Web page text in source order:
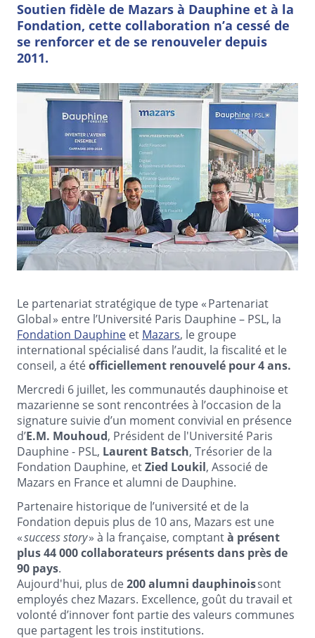
Soutien fidèle de Mazars à Dauphine et à la
Fondation, cette collaboration n’a cessé de
se renforcer et de se renouveler depuis
2011.
Le partenariat stratégique de type « Partenariat
Global » entre l’Université Paris Dauphine – PSL, la
Fondation Dauphine et Mazars, le groupe
international spécialisé dans l’audit, la fiscalité et le
conseil, a étéofficiellement renouvelé pour 4 ans.
Mercredi 6 juillet, les communautés dauphinoise et
mazarienne se sont rencontrées à l’occasion de la
signature suivie d’un moment convivial en présence
d’E.M. Mouhoud, Président de l'Université Paris
Dauphine - PSL, Laurent Batsch, Trésorier de la
Fondation Dauphine, etZied Loukil, Associé de
Mazars en France et alumni de Dauphine.
Partenaire historique de l’université et de la
Fondation depuis plus de 10 ans, Mazars est une
«success story» à la française, comptantà présent
plus 44 000 collaborateurs présents dans près de
90 pays.
Aujourd'hui, plus de200 alumni dauphinoissont
employés chez Mazars. Excellence, goût du travail et
volonté d’innover font partie des valeurs communes
que partagent les trois institutions.